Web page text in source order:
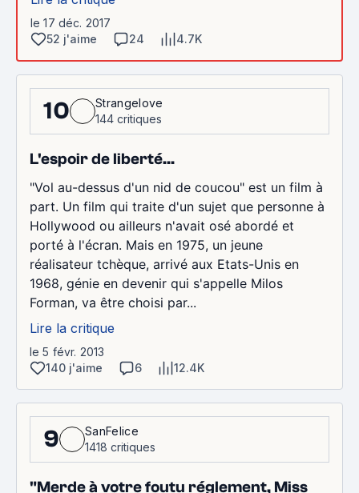
le 17 déc. 2017
52 j'aime
24 4.7K
10
Strangelove
144 critiques
L'espoir de liberté...
"Vol au-dessus d'un nid de coucou" est un film à
part. Un film qui traite d'un sujet que personne à
Hollywood ou ailleurs n'avait osé abordé et
porté à l'écran. Mais en 1975, un jeune
réalisateur tchèque, arrivé aux Etats-Unis en
1968, génie en devenir qui s'appelle Milos
Forman, va être choisi par...
Lire la critique
le 5 févr. 2013
140 j'aime
6 12.4K
9
SanFelice
1418 critiques
"Merde à votre foutu réglement, Miss